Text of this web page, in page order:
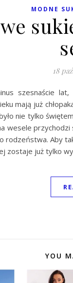
MODNE
18
szesnaście
mają już
nie tylko
wesele
rodzeństwa. Aby
zostaje już tylko
YOU